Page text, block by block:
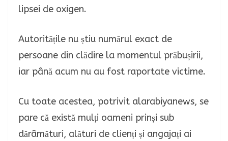
lipsei de oxigen.
Autoritățile nu știu numărul exact de
persoane din clădire la momentul prăbușirii,
iar până acum nu au fost raportate victime.
Cu toate acestea, potrivit alarabiyanews, se
pare că există mulți oameni prinși sub
dărâmături, alături de clienți și angajați ai